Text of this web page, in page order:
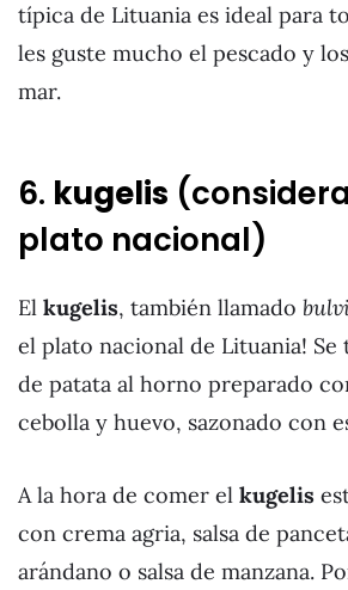
típica de Lituania es ideal para
les guste mucho el pescado y
mar.
6. kugelis
plato nacional)
El kugelis, también llamado
el plato nacional de Lituania!
de patata al horno preparado
cebolla y huevo, sazonado con
A la hora de comer el kugelis
con crema agria, salsa de
arándano o salsa de manzana.